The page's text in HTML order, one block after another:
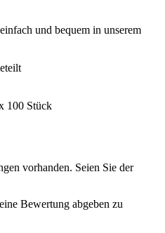
und bequem in unserem
100 Stück
vorhanden. Seien Sie der
Bewertung abgeben zu